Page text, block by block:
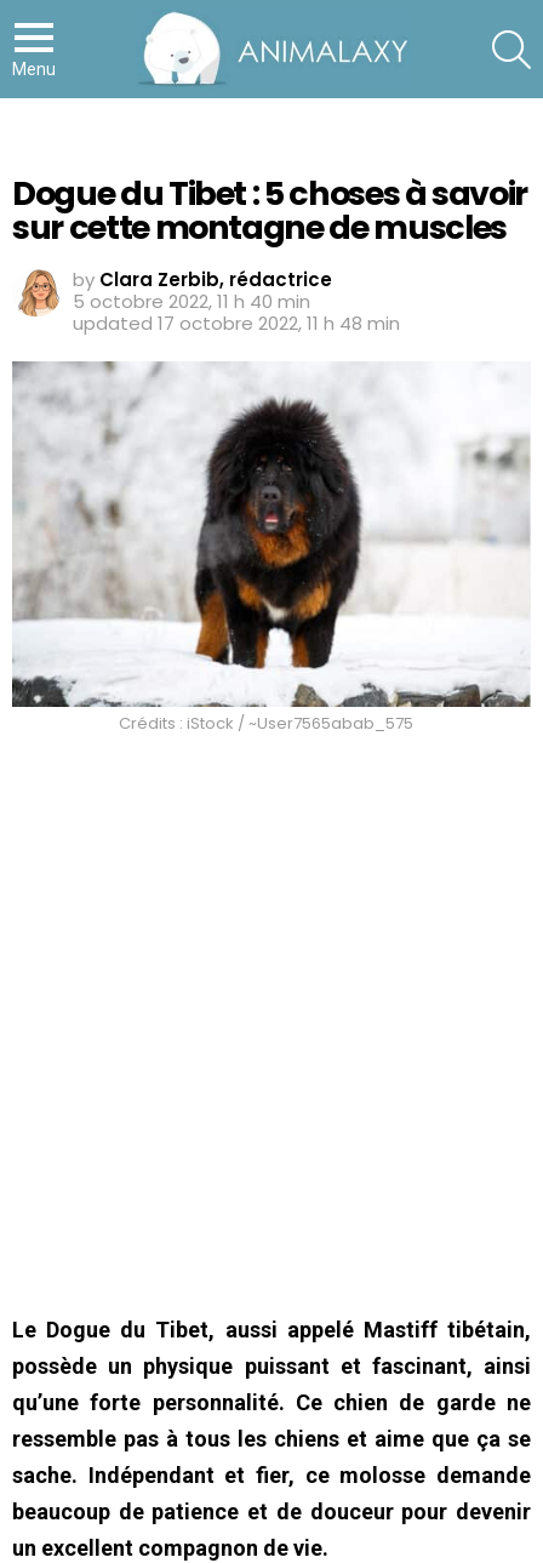
Menu
Dogue du Tibet : 5 choses à savoir
sur cette montagne de muscles
by Clara Zerbib, rédactrice
5 octobre 2022, 11 h 40 min
updated 17 octobre 2022, 11 h 48 min
Crédits : iStock / ~User7565abab_575
Le Dogue du Tibet, aussi appelé Mastiff tibétain,
possède un physique puissant et fascinant, ainsi
qu’une forte personnalité. Ce chien de garde ne
ressemble pas à tous les chiens et aime que ça se
sache. Indépendant et fier, ce molosse demande
beaucoup de patience et de douceur pour devenir
un excellent compagnon de vie.